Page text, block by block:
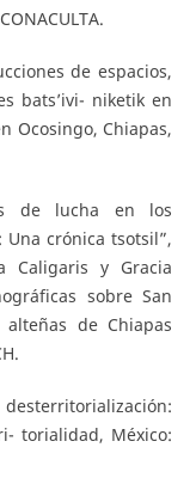
de espacios,
bats’ivi- niketik en
Ocosingo, Chiapas,
de lucha en los
Una crónica tsotsil”,
Caligaris y Gracia
sobre San
de Chiapas
torialidad, México: